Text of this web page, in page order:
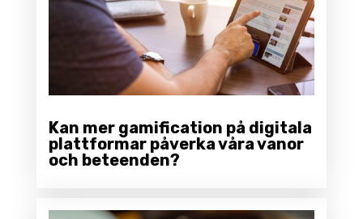
Kan mer gamification på digitala
plattformar påverka våra vanor
och beteenden?